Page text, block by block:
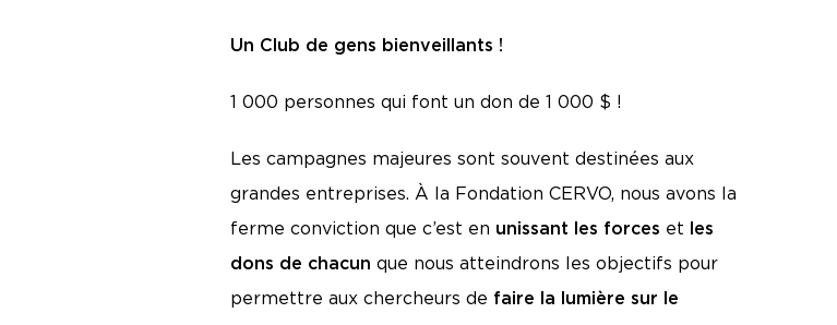
Un Club de gens bienveillants !
1 000 personnes qui font un don de 1 000 $ !
Les campagnes majeures sont souvent destinées aux
grandes entreprises. À la Fondation CERVO, nous avons la
ferme conviction que c’est en unissant les forces et les
dons de chacun que nous atteindrons les objectifs pour
permettre aux chercheurs de faire la lumière sur le